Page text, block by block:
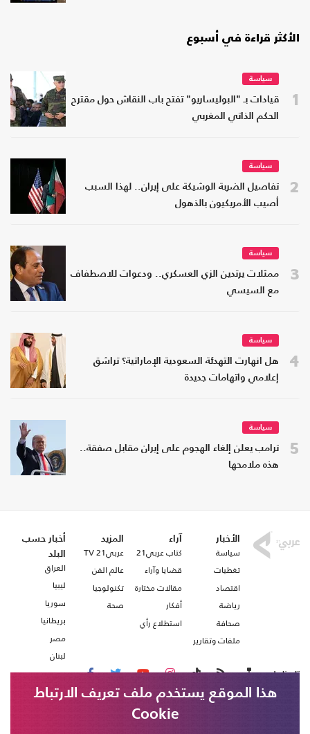
الأكثر قراءة في أسبوع
1
سياسة
قيادات بـ "البوليساريو" تفتح باب النقاش حول مقترح
الحكم الذاتي المغربي
2
سياسة
تفاصيل الضربة الوشيكة على إيران.. لهذا السبب
أصيب الأمريكيون بالذهول
3
سياسة
ممثلات يرتدين الزي العسكري.. ودعوات للاصطفاف
مع السيسي
4
سياسة
هل انهارت التهدئة السعودية الإماراتية؟ تراشق
إعلامي واتهامات جديدة
5
سياسة
ترامب يعلن إلغاء الهجوم على إيران مقابل صفقة..
هذه ملامحها
الأخبار
سياسة
تغطيات
اقتصاد
رياضة
صحافة
ملفات وتقارير
آراء
كتاب عربي21
قضايا وآراء
مقالات مختارة
أفكار
استطلاع رأي
المزيد
عربي21 TV
عالم الفن
تكنولوجيا
صحة
أخبار حسب
البلد
العراق
ليبيا
سوريا
بريطانيا
مصر
لبنان
تابعنا على
هذا الموقع يستخدم ملف تعريف الارتباط
Cookie